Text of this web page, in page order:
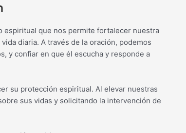
espiritual que nos permite fortalecer nuestra
diaria. A través de la oración, podemos
y confiar en que él escucha y responde a
su protección espiritual. Al elevar nuestras
sus vidas y solicitando la intervención de